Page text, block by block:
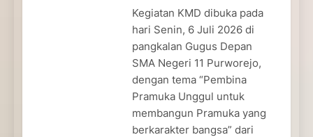
Kegiatan KMD dibuka pada
hari Senin, 6 Juli 2026 di
pangkalan Gugus Depan
SMA Negeri 11 Purworejo,
dengan tema “Pembina
Pramuka Unggul untuk
membangun Pramuka yang
berkarakter bangsa” dari